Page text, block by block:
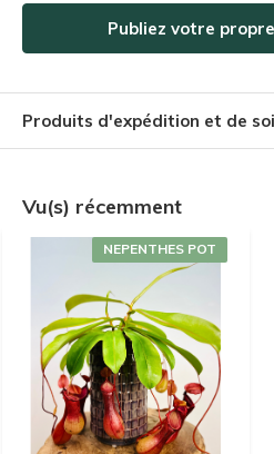
Publiez votre
Produits d'expédition et de
Vu(s) récemment
NEPENTHES POT